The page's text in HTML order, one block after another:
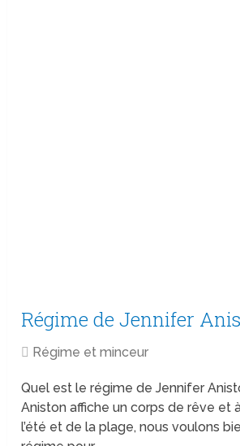
Régime de Jennifer
Régime et minceur
Quel est le régime de Jennifer
Aniston affiche un corps de rêve et
l’été et de la plage, nous voulons